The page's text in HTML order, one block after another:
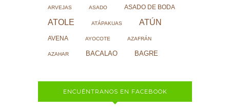
ARVEJAS ASADO ASADO DE BODA
ATOLE ATÁPAKUAS ATÚN
AVENA AYOCOTE AZAFRÁN
AZAHAR BACALAO BAGRE
ENCUÉNTRANOS EN FACEBOOK